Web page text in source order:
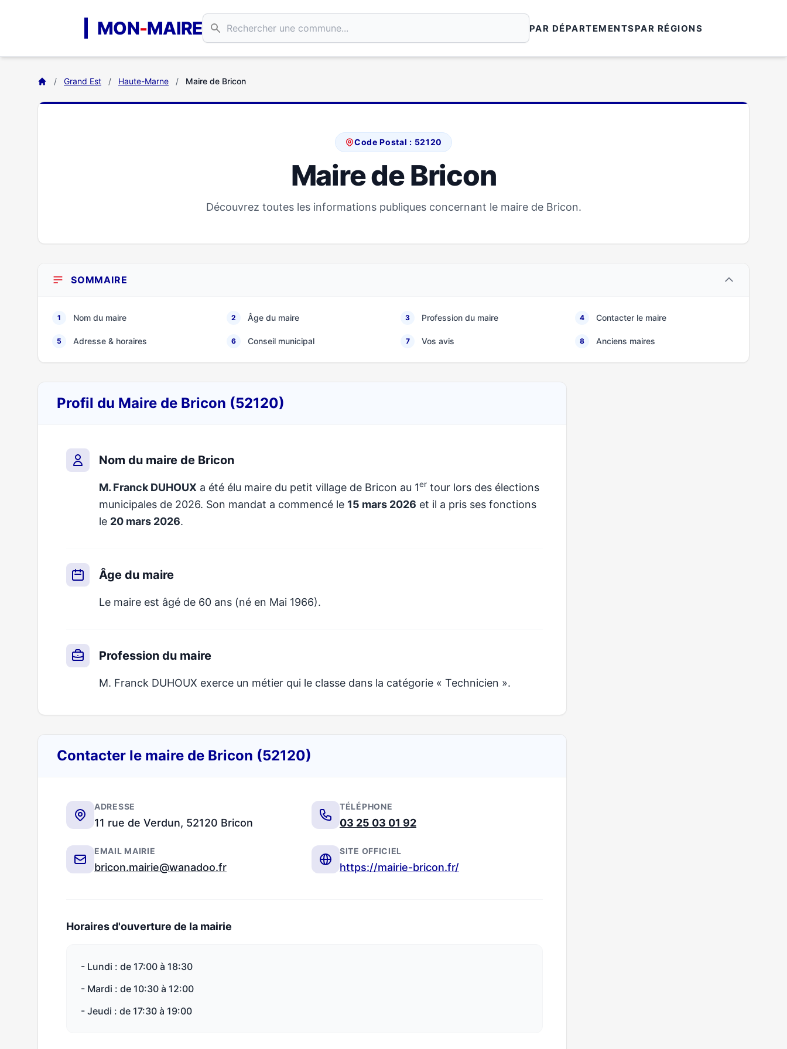
MON-MAIRE PAR DÉPARTEMENTSPAR RÉGIONS
/ Grand Est / Haute-Marne / Maire de Bricon
Code Postal : 52120
Maire de Bricon
Découvrez toutes les informations publiques concernant le maire de Bricon.
SOMMAIRE
1 Nom du maire 2 Âge du maire 3 Profession du maire 4 Contacter le maire
5 Adresse & horaires 6 Conseil municipal 7 Vos avis 8 Anciens maires
Profil du Maire de Bricon (52120)
Nom du maire de Bricon
M. Franck DUHOUX a été élu maire du petit village de Bricon au 1er tour lors des élections
municipales de 2026. Son mandat a commencé le 15 mars 2026 et il a pris ses fonctions
le 20 mars 2026.
Âge du maire
Le maire est âgé de 60 ans (né en Mai 1966).
Profession du maire
M. Franck DUHOUX exerce un métier qui le classe dans la catégorie « Technicien ».
Contacter le maire de Bricon (52120)
ADRESSE
11 rue de Verdun, 52120 Bricon
TÉLÉPHONE
03 25 03 01 92
EMAIL MAIRIE
bricon.mairie@wanadoo.fr
SITE OFFICIEL
https://mairie-bricon.fr/
Horaires d'ouverture de la mairie
- Lundi : de 17:00 à 18:30
- Mardi : de 10:30 à 12:00
- Jeudi : de 17:30 à 19:00